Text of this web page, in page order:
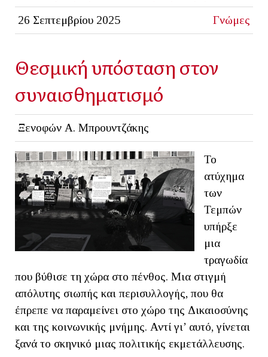
26 Σεπτεμβρίου 2025 Γνώμες
Θεσμική υπόσταση στον
συναισθηματισμό
Ξενοφών Α. Μπρουντζάκης
Το
ατύχημα
των
Τεμπών
υπήρξε
μια
τραγωδία
που βύθισε τη χώρα στο πένθος. Μια στιγμή
απόλυτης σιωπής και περισυλλογής, που θα
έπρεπε να παραμείνει στο χώρο της Δικαιοσύνης
και της κοινωνικής μνήμης. Αντί γι’ αυτό, γίνεται
ξανά το σκηνικό μιας πολιτικής εκμετάλλευσης.